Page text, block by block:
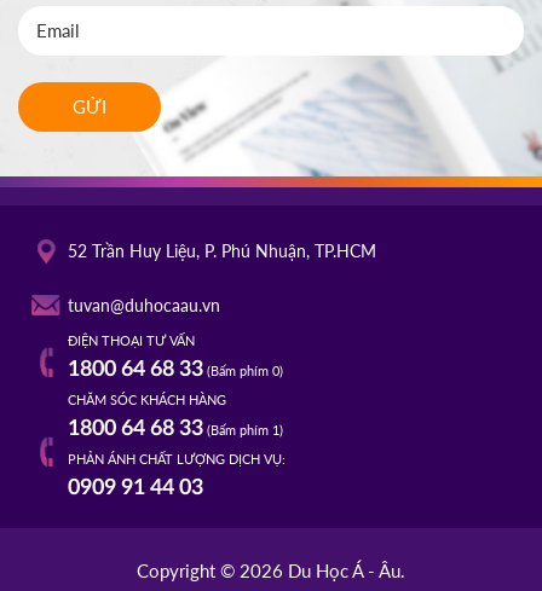
GỬI
52 Trần Huy Liệu, P. Phú Nhuận, TP.HCM
tuvan@duhocaau.vn
ĐIỆN THOẠI TƯ VẤN
1800 64 68 33(Bấm phím 0)
CHĂM SÓC KHÁCH HÀNG
1800 64 68 33(Bấm phím 1)
PHẢN ÁNH CHẤT LƯỢNG DỊCH VỤ:
0909 91 44 03
Copyright © 2026 Du Học Á - Âu.